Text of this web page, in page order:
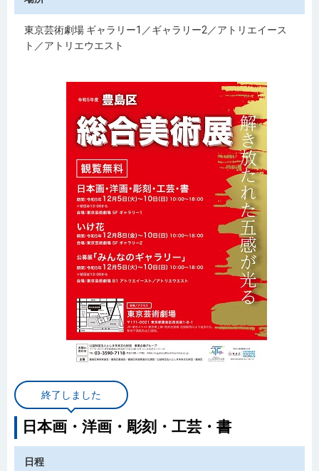
東京芸術劇場 ギャラリー1／ギャラリー2／アトリエイース
ト／アトリエウエスト
終了しました
日本画・洋画・彫刻・工芸・書
日程